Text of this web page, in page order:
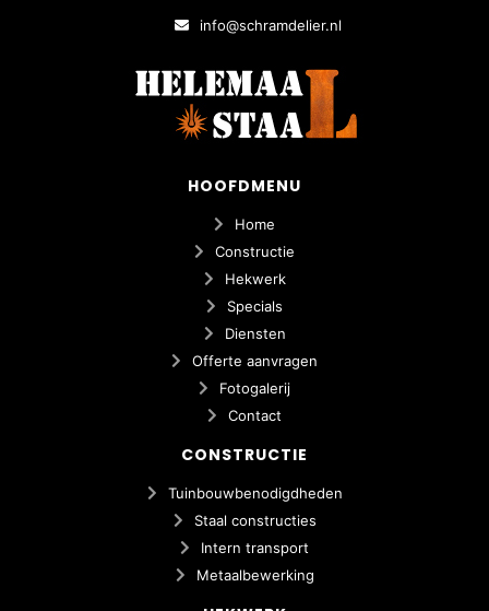
info@schramdelier.nl
HOOFDMENU
Home
Constructie
Hekwerk
Specials
Diensten
Offerte aanvragen
Fotogalerij
Contact
CONSTRUCTIE
Tuinbouwbenodigdheden
Staal constructies
Intern transport
Metaalbewerking